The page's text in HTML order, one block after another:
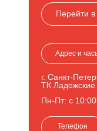
Адрес и
г. Санкт-
ТК
Пн-Пт: с
Телефон
Перейти в
Перейти в